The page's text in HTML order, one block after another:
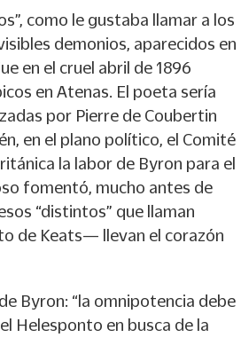
como le gustaba llamar a los
demonios, aparecidos en
en el cruel abril de 1896
en Atenas. El poeta sería
por Pierre de Coubertin
en el plano político, el Comité
la labor de Byron para el
fomentó, mucho antes de
“distintos” que llaman
de Keats— llevan el corazón
Byron: “la omnipotencia debe
Helesponto en busca de la